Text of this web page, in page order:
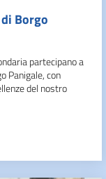
Borgo
partecipano a
Panigale, con
del nostro